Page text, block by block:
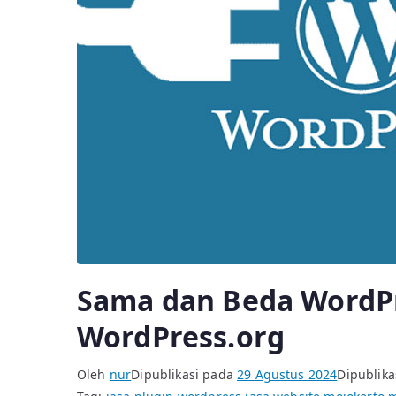
Sama dan Beda
WordPress.org
Oleh nurDipublikasi pada29 Agustus 2024